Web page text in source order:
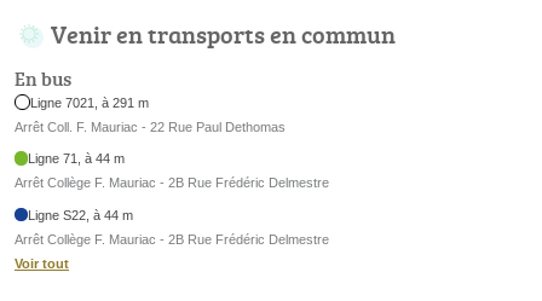
Venir en transports en commun
En bus
Ligne 7021, à 291 m
Arrêt Coll. F. Mauriac - 22 Rue Paul Dethomas
Ligne 71, à 44 m
Arrêt Collège F. Mauriac - 2B Rue Frédéric Delmestre
Ligne S22, à 44 m
Arrêt Collège F. Mauriac - 2B Rue Frédéric Delmestre
Voir tout